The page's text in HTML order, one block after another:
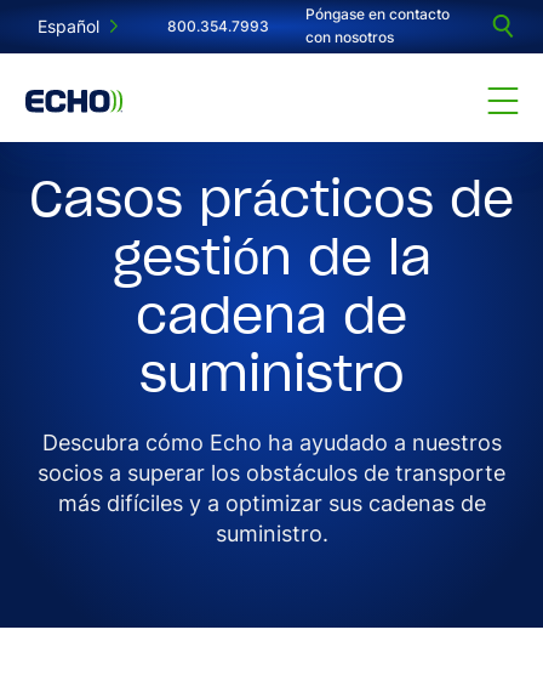
Español 800.354.7993
Póngase en contacto
con nosotros
Casos prácticos de
gestión de la
cadena de
suministro
Descubra cómo Echo ha ayudado a nuestros
socios a superar los obstáculos de transporte
más difíciles y a optimizar sus cadenas de
suministro.